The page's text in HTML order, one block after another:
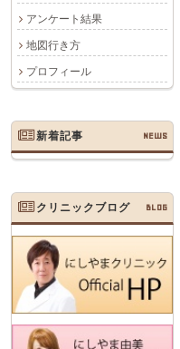
アンケート結果
地図行き方
プロフィール
新着記事 NEWS
クリニックブログ BLOG